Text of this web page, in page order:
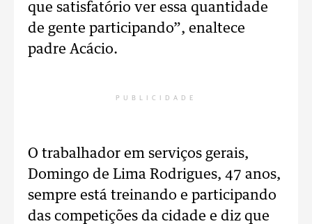
que satisfatório ver essa quantidade
de gente participando”, enaltece
padre Acácio.
PUBLICIDADE
O trabalhador em serviços gerais,
Domingo de Lima Rodrigues, 47 anos,
sempre está treinando e participando
das competições da cidade e diz que